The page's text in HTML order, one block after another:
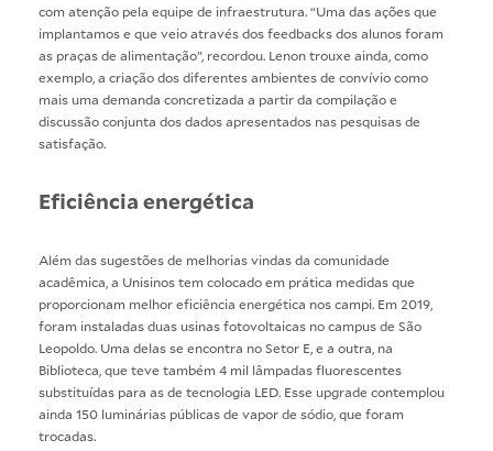
com atenção pela equipe de infraestrutura. “Uma das ações que
implantamos e que veio através dos feedbacks dos alunos foram
as praças de alimentação”, recordou. Lenon trouxe ainda, como
exemplo, a criação dos diferentes ambientes de convívio como
mais uma demanda concretizada a partir da compilação e
discussão conjunta dos dados apresentados nas pesquisas de
satisfação.
Eficiência energética
Além das sugestões de melhorias vindas da comunidade
acadêmica, a Unisinos tem colocado em prática medidas que
proporcionam melhor eficiência energética nos campi. Em 2019,
foram instaladas duas usinas fotovoltaicas no campus de São
Leopoldo. Uma delas se encontra no Setor E, e a outra, na
Biblioteca, que teve também 4 mil lâmpadas fluorescentes
substituídas para as de tecnologia LED. Esse upgrade contemplou
ainda 150 luminárias públicas de vapor de sódio, que foram
trocadas.